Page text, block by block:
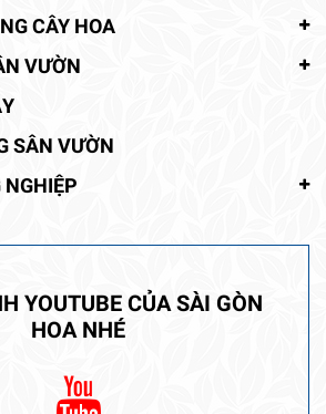
CÂY HOA
VƯỜN
SÂN VƯỜN
NGHIỆP
YOUTUBE CỦA SÀI GÒN
HOA NHÉ